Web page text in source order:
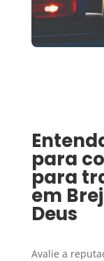
para
para
em
Deus
Avalie a